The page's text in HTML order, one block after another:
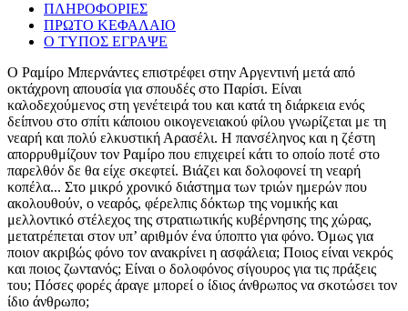
ΠΛΗΡΟΦΟΡΙΕΣ
ΠΡΩΤΟ ΚΕΦΑΛΑΙΟ
Ο ΤΥΠΟΣ ΕΓΡΑΨΕ
Ο Ραμίρο Μπερνάντες επιστρέφει στην Αργεντινή μετά από
οκτάχρονη απουσία για σπουδές στο Παρίσι. Είναι
καλοδεχούμενος στη γενέτειρά του και κατά τη διάρκεια ενός
δείπνου στο σπίτι κάποιου οικογενειακού φίλου γνωρίζεται με τη
νεαρή και πολύ ελκυστική Αρασέλι. Η πανσέληνος και η ζέστη
απορρυθμίζουν τον Ραμίρο που επιχειρεί κάτι το οποίο ποτέ στο
παρελθόν δε θα είχε σκεφτεί. Βιάζει και δολοφονεί τη νεαρή
κοπέλα... Στο μικρό χρονικό διάστημα των τριών ημερών που
ακολουθούν, ο νεαρός, φέρελπις δόκτωρ της νομικής και
μελλοντικό στέλεχος της στρατιωτικής κυβέρνησης της χώρας,
μετατρέπεται στον υπ’ αριθμόν ένα ύποπτο για φόνο. Όμως για
ποιον ακριβώς φόνο τον ανακρίνει η ασφάλεια; Ποιος είναι νεκρός
και ποιος ζωντανός; Είναι ο δολοφόνος σίγουρος για τις πράξεις
του; Πόσες φορές άραγε μπορεί ο ίδιος άνθρωπος να σκοτώσει τον
ίδιο άνθρωπο;